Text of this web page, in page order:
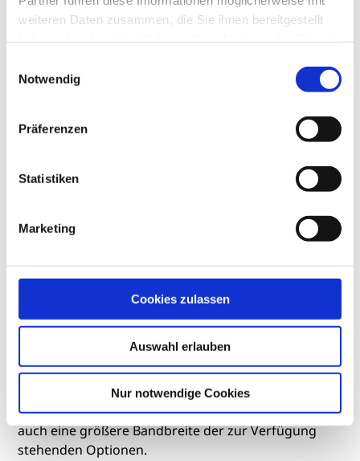
weiteren Daten zusammen, die Sie ihnen bereitgestellt
Notwendig
Präferenzen
Statistiken
Marketing
Cookies zulassen
Auswahl erlauben
Nur notwendige Cookies
Kontaktlinsen. Die Dominanz der Brillengläser ist
wenig überraschend, schließlich ermöglichen diese
haben es überhaupt erst zum Trendthema in den
vergangenen Jahren gemacht.
Dies unterstreicht auch ein Blick auf die aktiven
Ortho-K- Anwender: Ortho-K als Therapieform wird
zwar nur von 24 Prozent der Betriebe angeboten
(Grafik 5), von diesen arbeiten allerdings bereits
über die Hälfte seit mehr als fünf Jahren mit Myopie-
Management. Heißt: Wer früh ins Myopie-
Management eingestiegen ist, nutzt anscheinend oft
auch eine größere Bandbreite der zur Verfügung
stehenden Optionen.